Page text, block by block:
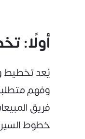
أولًا:
يُعد تخطيط
وفهم
فريق
خطوط